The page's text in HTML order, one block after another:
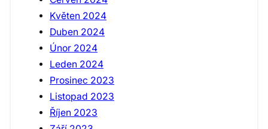
Květen 2024
Duben 2024
Únor 2024
Leden 2024
Prosinec 2023
Listopad 2023
Říjen 2023